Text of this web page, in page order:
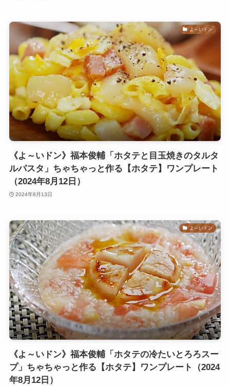
よ～いドン
《よ～いドン》福本俊輔「ホタテと目玉焼きのタルタ
ルパスタ」ちゃちゃっと作る【ホタテ】ワンプレート
（2024年8月12日）
2024年8月13日
よ～いドン
《よ～いドン》福本俊輔「ホタテの冷たいとろろスー
プ」ちゃちゃっと作る【ホタテ】ワンプレート（2024
年8月12日）